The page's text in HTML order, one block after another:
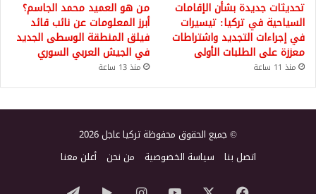
تحديثات جديدة بشأن الإقامات
السياحية في تركيا: تيسيرات
في إجراءات التجديد واشتراطات
معززة على الطلبات الأولى
منذ 11 ساعة
من هو العميد محمد الجاسم؟
أبرز المعلومات عن نائب قائد
فيلق المنطقة الوسطى الجديد
في الجيش العربي السوري
منذ 13 ساعة
© جميع الحقوق محفوظة تركيا عاجل 2026
اتصل بنا سياسة الخصوصية من نحن أعلن معنا